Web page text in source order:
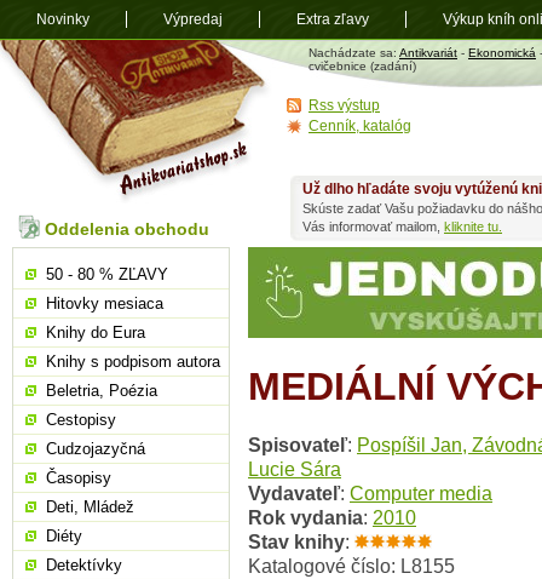
Antikvariát
shop.sk
Nachádzate sa: Antikvariát - Ekonomická
cvičebnice (zadání)
MEDIÁLNÍ
Spisovateľ: Pospíšil Jan,
Lucie Sára
Vydavateľ: Computer media
Rok vydania: 2010
Stav knihy:
Katalogové číslo: L8155
Už dlho hľadáte svoju vytúženú
Skúste zadať Vašu požiadavku do
Vás informovať mailom, kliknite tu.
Oddelenia obchodu
50 - 80 % ZĽAVY
Hitovky mesiaca
Knihy do Eura
Knihy s podpisom autora
Beletria, Poézia
Cestopisy
Cudzojazyčná
Časopisy
Deti, Mládež
Diéty
Detektívky
Rss výstup
Cenník, katalóg
Novinky Výpredaj Extra zľavy Výkup kníh